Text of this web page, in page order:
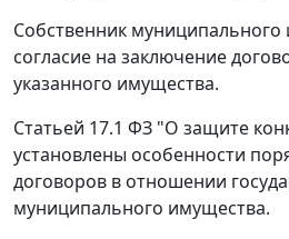
Собственник муниципального
согласие на заключение
указанного имущества.
Статьей 17.1 ФЗ "О защите
установлены особенности
договоров в отношении
муниципального имущества.